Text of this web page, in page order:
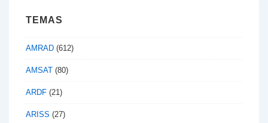
TEMAS
AMRAD (612)
AMSAT (80)
ARDF (21)
ARISS (27)